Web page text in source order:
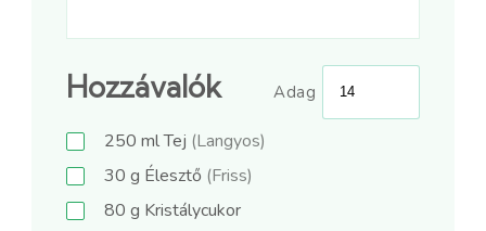
Hozzávalók Adag
250 mlTej (Langyos)
30 g Élesztő (Friss)
80 g Kristálycukor